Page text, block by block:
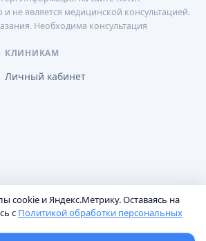
не является медицинской консультацией.
Необходима консультация
КЛИНИКАМ
Личный кабинет
данных
cookie и Яндекс.Метрику. Оставаясь на
с Политикой обработки персональных